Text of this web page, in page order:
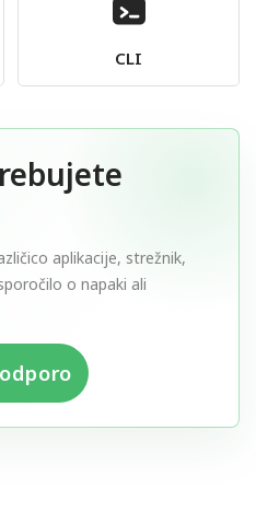
CLI
aplikacije, strežnik,
o napaki ali